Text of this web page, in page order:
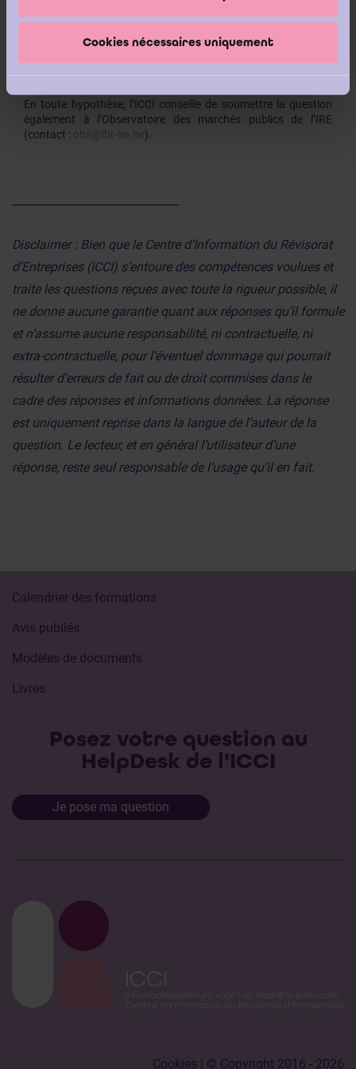
Cookies nécessaires uniquement
d’être candidat à la succession du mandat de commissaire
En toute hypothèse, l’ICCI conseille de soumettre la question
également à l’Observatoire des marchés publics de l’IRE
(contact :
obs@ibr-ire.be ).
Disclaimer : Bien que le Centre d’Information du Révisorat
d’Entreprises (ICCI) s’entoure des compétences voulues et
traite les questions reçues avec toute la rigueur possible, il
ne donne aucune garantie quant aux réponses qu’il formule
et n’assume aucune responsabilité, ni contractuelle, ni
extra-contractuelle, pour l’éventuel dommage qui pourrait
résulter d’erreurs de fait ou de droit commises dans le
cadre des réponses et informations données. La réponse
est uniquement reprise dans la langue de l’auteur de la
question. Le lecteur, et en général l’utilisateur d’une
réponse, reste seul responsable de l’usage qu’il en fait.
Calendrier des formations
Avis publiés
Modèles de documents
Livres
Posez votre question au
HelpDesk de l'ICCI
Je pose ma question
Cookies | © Copyright 2016 - 2026